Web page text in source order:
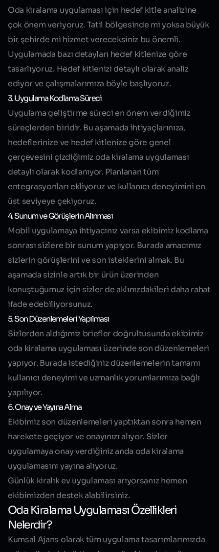
Oda kiralama uygulaması için hedef kitle analizine
çok önem veriyoruz. Tatil bölgesinde mi yoksa büyük
bir şehirde mi hizmet vereceksiniz bu önemli.
Uygulamada bazı detayları hedef kitlenize göre
tasarlıyoruz. Hedef kitlenizi detaylı olarak analiz
ediyor ve çalışmalarımıza böyle başlıyoruz.
3. Uygulama Kodlama Süreci
Uygulama geliştirme süreci en önem verdiğimiz
süreçlerden biridir. Bu aşamada ihtiyaçlarınıza,
hedeflerinize ve hedef kitlenize göre genel
çerçevesini çizdiğimiz oda kiralama uygulaması
detaylı olarak kodlanıyor. Planlanan tüm
entegrasyonları ekliyoruz ve kullanıcı deneyimini en
üst seviyeye çekiyoruz.
4. Sunum ve Görüşlerin Alınması
Mobil uygulamaya ihtiyacınız varsa ekibimiz kodlama
sonrası sizlere bir sunum yapıyor. Burada amacımız
sizlerin görüşlerini ve son isteklerini almak. Bu
aşamada sizinle artık bir ürün üzerinden
konuştuğumuz için sizler de aklınızdakileri daha rahat
ifade edebiliyorsunuz.
5. Son Düzenlemeleri Yapılması
Sizlerden aldığımız briefler doğrultusunda ekibimiz
oda kiralama uygulaması üzerinde son düzenlemeleri
yapıyor. Burada istediğiniz düzenlemelerin tamamı
kullanıcı deneyimi ve uzmanlık yorumlarımıza bağlı
yapılıyor.
6. Onay ve Yayına Alma
Ekibimiz son düzenlemeleri yaptıktan sonra hemen
harekete geçiyor ve onayınızı alıyor. Sizler
uygulamaya onay verdiğiniz anda oda kiralama
uygulamasını yayına alıyoruz.
Günlük kiralık ev uygulaması arıyorsanız hemen
ekibimizden destek alabilirsiniz.
Oda Kiralama Uygulaması Özellikleri
Nelerdir?
Kumsal Ajans olarak tüm uygulama tasarımlarımızda